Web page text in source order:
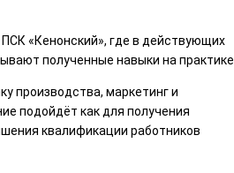
«Кенонский», где в действующих
полученные навыки на практике.
производства, маркетинг и
подойдёт как для получения
квалификации работников